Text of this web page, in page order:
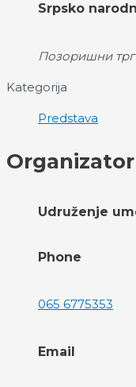
Srpsko
Позоришни
Kategorija
Predstava
Organizator
Udruženje
Phone
065 6775353
Email